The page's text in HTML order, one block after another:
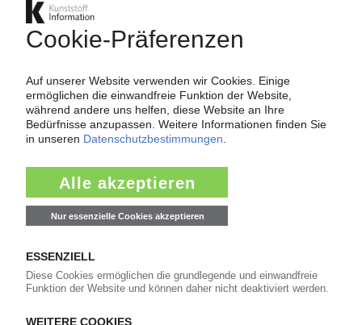
UPDATE - KEM ONE
beendet / Investitionen von 300 Mio EUR
23.02.2018
BENVIC
Besitzer / OpenGate verkauft an Eigner von
Polynt-Reichhold
KEM ONE
Insolventer PVC-Erzeuger geht an OpenGate
und de Krassny / Option auch für die
Downstream-Geschäfte